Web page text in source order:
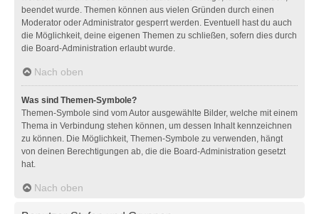
beendet wurde. Themen können aus vielen Gründen durch einen
Moderator oder Administrator gesperrt werden. Eventuell hast du auch
die Möglichkeit, deine eigenen Themen zu schließen, sofern dies durch
die Board-Administration erlaubt wurde.
Nach oben
Was sind Themen-Symbole?
Themen-Symbole sind vom Autor ausgewählte Bilder, welche mit einem
Thema in Verbindung stehen können, um dessen Inhalt kennzeichnen
zu können. Die Möglichkeit, Themen-Symbole zu verwenden, hängt
von deinen Berechtigungen ab, die die Board-Administration gesetzt
hat.
Nach oben